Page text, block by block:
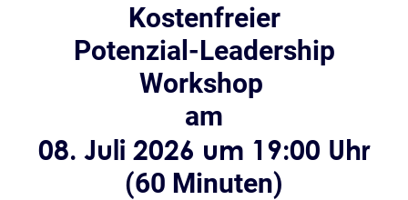
Kostenfreier
Potenzial-Leadership
Workshop
am
08. Juli 2026 um 19:00 Uhr
(60 Minuten)